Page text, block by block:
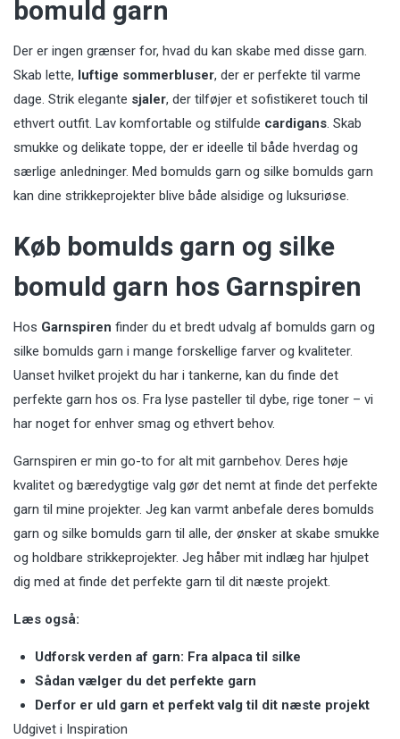
bomuld garn
Der er ingen grænser for, hvad du kan skabe med disse garn.
Skab lette, luftige sommerbluser, der er perfekte til varme
dage. Strik elegante sjaler, der tilføjer et sofistikeret touch til
ethvert outfit. Lav komfortable og stilfulde cardigans. Skab
smukke og delikate toppe, der er ideelle til både hverdag og
særlige anledninger. Med bomulds garn og silke bomulds garn
kan dine strikkeprojekter blive både alsidige og luksuriøse.
Køb bomulds garn og silke
bomuld garn hos Garnspiren
Hos Garnspiren finder du et bredt udvalg af bomulds garn og
silke bomulds garn i mange forskellige farver og kvaliteter.
Uanset hvilket projekt du har i tankerne, kan du finde det
perfekte garn hos os. Fra lyse pasteller til dybe, rige toner – vi
har noget for enhver smag og ethvert behov.
Garnspiren er min go-to for alt mit garnbehov. Deres høje
kvalitet og bæredygtige valg gør det nemt at finde det perfekte
garn til mine projekter. Jeg kan varmt anbefale deres bomulds
garn og silke bomulds garn til alle, der ønsker at skabe smukke
og holdbare strikkeprojekter. Jeg håber mit indlæg har hjulpet
dig med at finde det perfekte garn til dit næste projekt.
Læs også:
Udforsk verden af garn: Fra alpaca til silke
Sådan vælger du det perfekte garn
Derfor er uld garn et perfekt valg til dit næste projekt
Udgivet i Inspiration